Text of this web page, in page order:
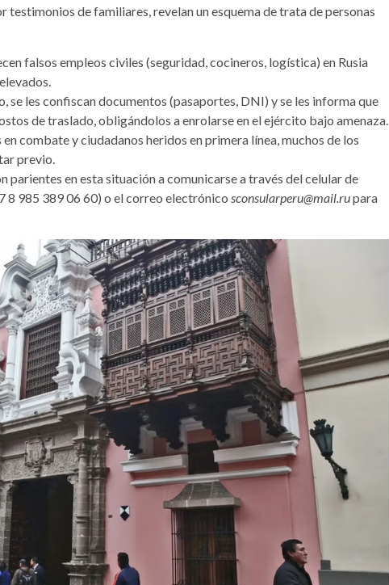
testimonios de familiares, revelan un esquema de trata de personas
falsos empleos civiles (seguridad, cocineros, logística) en Rusia
se les confiscan documentos (pasaportes, DNI) y se les informa que
de traslado, obligándolos a enrolarse en el ejército bajo amenaza.
combate y ciudadanos heridos en primera línea, muchos de los
previo.
parientes en esta situación a comunicarse a través del celular de
8 985 389 06 60) o el correo electrónico sconsularperu@mail.rupara